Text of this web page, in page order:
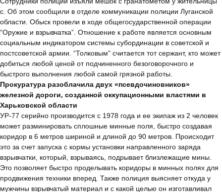
с. Об этом сообщили в отделе коммуникации полиции Луганской
области. Обыск провели в ходе общегосударственной операции
“Оружие и взрывчатка”. Отношение к работе является основным
социальным индикатором системы субординации в советской и
постсоветской армии. “Толковым” считается тот сержант, кто может
добиться любой ценой от подчиненного безоговорочного и
быстрого выполнения любой самой грязной работы.
Прокуратура разоблачила двух «псевдочиновников»
железной дороги, созданной оккупационными властями в
Харьковской области
УР-77 серийно производится с 1978 года и ее экипаж из 2 человек
может разминировать сплошные минные поля, быстро создавая
коридор в 6 метров шириной и длиной до 90 метров. Происходит
это за счет запуска с кормы установки направленного заряда
взрывчатки, который, взрываясь, подрывает близлежащие мины.
Это позволяет быстро проделывать коридоры в минных полях для
продвижения техники вперед. Также полиция выясняет откуда у
мужчины взрывчатый материал и с какой целью он изготавливал